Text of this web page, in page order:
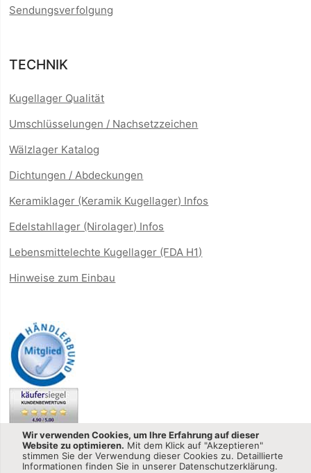
Wir verwenden Cookies, um Ihre Erfahrung auf dieser
Website zu optimieren. Mit dem Klick auf "Akzeptieren"
stimmen Sie der Verwendung dieser Cookies zu. Detaillierte
Informationen finden Sie in unserer Datenschutzerklärung.
Sendungsverfolgung
TECHNIK
Kugellager Qualität
Umschlüsselungen / Nachsetzzeichen
Wälzlager Katalog
Dichtungen / Abdeckungen
Keramiklager (Keramik Kugellager) Infos
Edelstahllager (Nirolager) Infos
Lebensmittelechte Kugellager (FDA H1)
Hinweise zum Einbau